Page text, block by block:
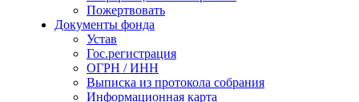
Пожертвовать
Документы фонда
Устав
Гос.регистрация
ОГРН / ИНН
Выписка из протокола собрания
Информационная карта